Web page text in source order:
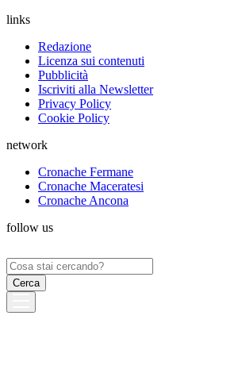
links
Redazione
Licenza sui contenuti
Pubblicità
Iscriviti alla Newsletter
Privacy Policy
Cookie Policy
network
Cronache Fermane
Cronache Maceratesi
Cronache Ancona
follow us
Ricerca
per: